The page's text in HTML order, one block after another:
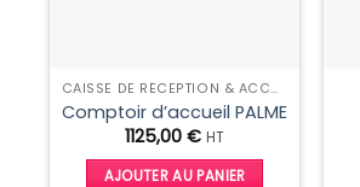
du
produit
CAISSE DE RÉCEPTION & ACCUEIL
Comptoir d’accueil PALME
1125,00€ HT
AJOUTER AU PANIER